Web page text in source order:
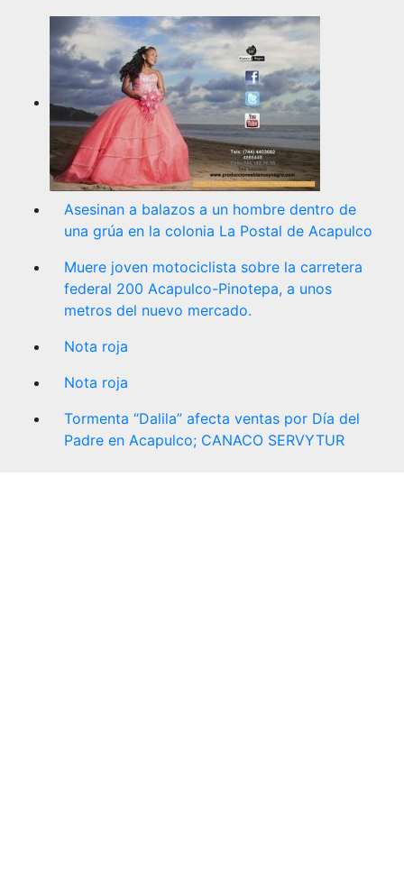
Asesinan a balazos a un hombre dentro de
una grúa en la colonia La Postal de Acapulco
Muere joven motociclista sobre la carretera
federal 200 Acapulco-Pinotepa, a unos
metros del nuevo mercado.
Nota roja
Nota roja
Tormenta “Dalila” afecta ventas por Día del
Padre en Acapulco; CANACO SERVYTUR